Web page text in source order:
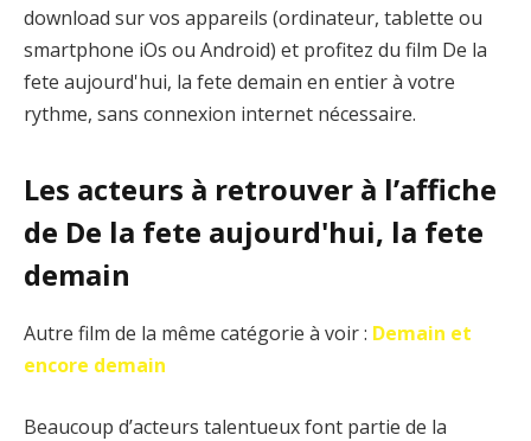
download sur vos appareils (ordinateur, tablette ou
smartphone iOs ou Android) et profitez du film De la
fete aujourd'hui, la fete demain en entier à votre
rythme, sans connexion internet nécessaire.
Les acteurs à retrouver à l’affiche
de De la fete aujourd'hui, la fete
demain
Autre film de la même catégorie à voir : Demain et
encore demain
Beaucoup d’acteurs talentueux font partie de la